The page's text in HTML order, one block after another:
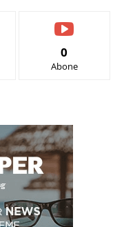
0
Abone